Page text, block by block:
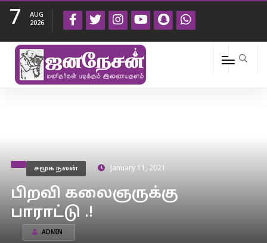
7
AUG
2026
சமூக நலன் January 11, 2021
பிறவி கலைஞருக்கு
பாராட்டு .!
ADMIN